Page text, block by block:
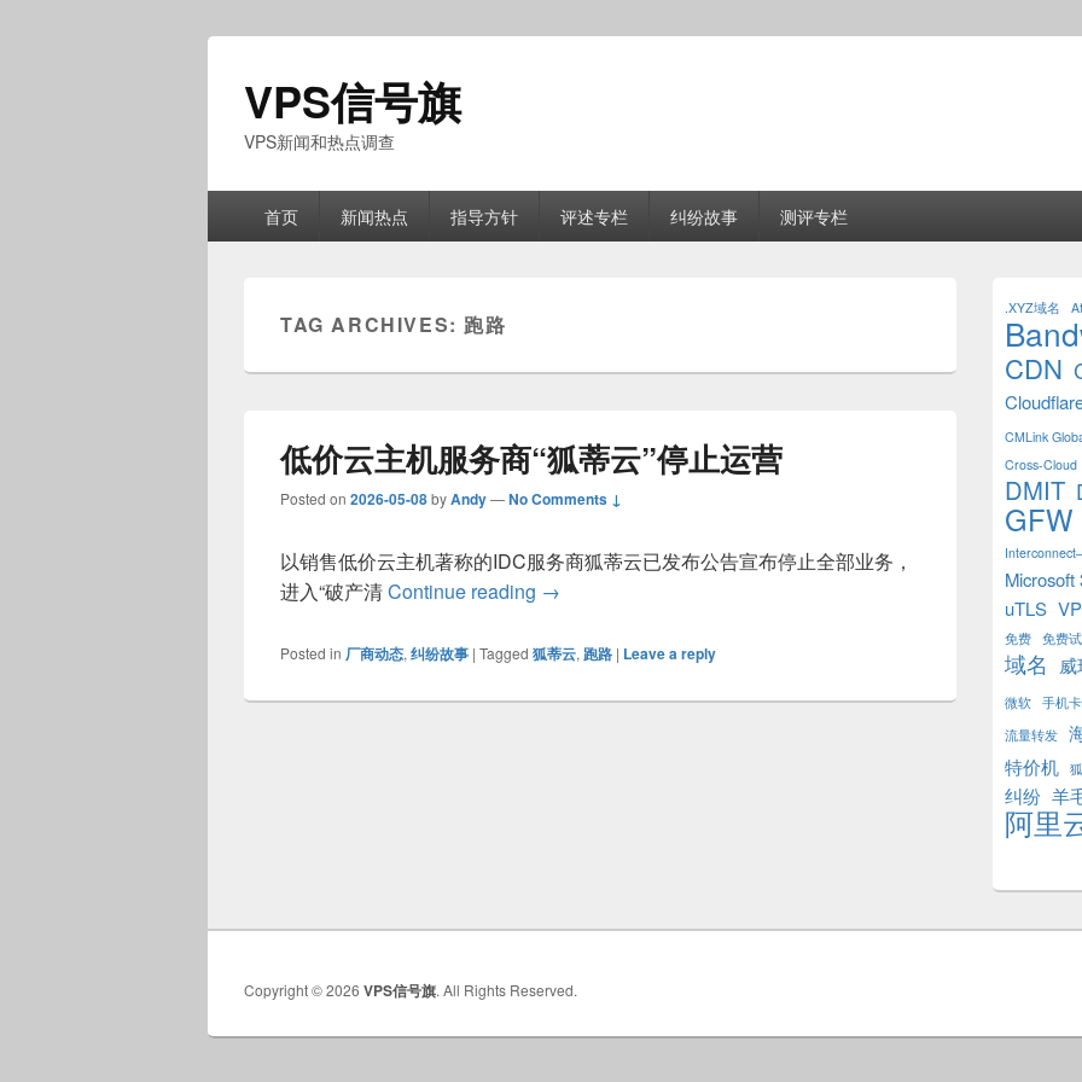
VPS信号旗
VPS新闻和热点调查
首页 新闻热点 指导方针 评述专栏 纠纷故事 测评专栏
TAG ARCHIVES: 跑路
低价云主机服务商“狐蒂云”停止运营
Posted on 2026-05-08byAndy—No Comments ↓
以销售低价云主机著称的IDC服务商狐蒂云已发布公告宣布停止全部业务，
进入“破产清Continue reading 低价云主机服务商“狐蒂云”停止运营
→
Posted in 厂商动态, 纠纷故事 | Tagged 狐蒂云, 跑路 | Leave a reply
Sidebar
Widget
Area
.XYZ域名
CDN
CMLink
Cross-Cloud
DMIT
GFW
Microsoft
uTLS
免费 免费
域名
微软 手机卡
流量转发
特价机
纠纷 羊
阿里
Copyright © 2026 VPS信号旗. All Rights Reserved.